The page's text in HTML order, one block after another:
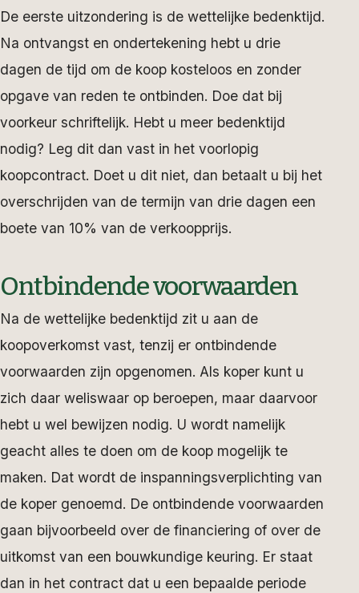
De eerste uitzondering is de wettelijke bedenktijd.
Na ontvangst en ondertekening hebt u drie
dagen de tijd om de koop kosteloos en zonder
opgave van reden te ontbinden. Doe dat bij
voorkeur schriftelijk. Hebt u meer bedenktijd
nodig? Leg dit dan vast in het voorlopig
koopcontract. Doet u dit niet, dan betaalt u bij het
overschrijden van de termijn van drie dagen een
boete van 10% van de verkoopprijs.
Ontbindende voorwaarden
Na de wettelijke bedenktijd zit u aan de
koopoverkomst vast, tenzij er ontbindende
voorwaarden zijn opgenomen. Als koper kunt u
zich daar weliswaar op beroepen, maar daarvoor
hebt u wel bewijzen nodig. U wordt namelijk
geacht alles te doen om de koop mogelijk te
maken. Dat wordt de inspanningsverplichting van
de koper genoemd. De ontbindende voorwaarden
gaan bijvoorbeeld over de financiering of over de
uitkomst van een bouwkundige keuring. Er staat
dan in het contract dat u een bepaalde periode